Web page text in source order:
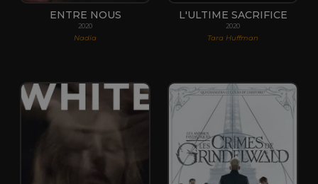
ENTRE NOUS
2020
Nadia
L'ULTIME SACRIFICE
2020
Tara Huffman